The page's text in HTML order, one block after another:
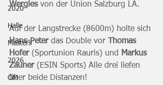
2020
Halle
Masters
2026
ÖM
Wergles von der Union Salzburg LA.
Auf der Langstrecke (8600m) holte sich
Hans-Peter das Double vor
Thomas
Hofer (Sportunion Rauris) und
Markus
Zauner (ESIN Sports) Alle drei liefen
über beide Distanzen!